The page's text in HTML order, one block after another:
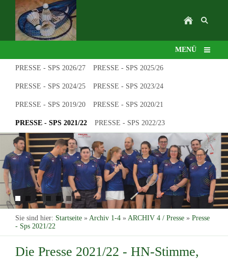
MENÜ
PRESSE - SPS 2026/27 PRESSE - SPS 2025/26
PRESSE - SPS 2024/25 PRESSE - SPS 2023/24
PRESSE - SPS 2019/20 PRESSE - SPS 2020/21
PRESSE - SPS 2021/22 PRESSE - SPS 2022/23
Sie sind hier: Startseite » Archiv 1-4 » ARCHIV 4 / Presse » Presse
- Sps 2021/22
Die Presse 2021/22 - HN-Stimme,